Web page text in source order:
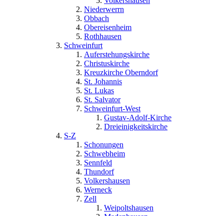
Niederwerrn
Obbach
Obereisenheim
Rothhausen
Schweinfurt
Auferstehungskirche
Christuskirche
Kreuzkirche Oberndorf
St. Johannis
St. Lukas
St. Salvator
Schweinfurt-West
Gustav-Adolf-Kirche
Dreieinigkeitskirche
S-Z
Schonungen
Schwebheim
Sennfeld
Thundorf
Volkershausen
Werneck
Zell
Weipoltshausen